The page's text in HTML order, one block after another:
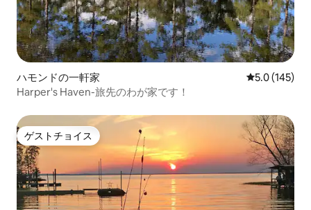
ハモンドの一軒家 レビュー145
5.0 (145)
Harper's Haven-旅先のわが家です！
ゲストチョイス
ゲストチョイス